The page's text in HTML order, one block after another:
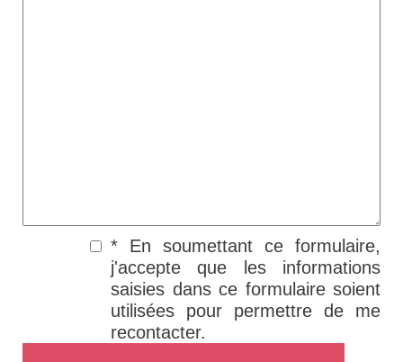
* En soumettant ce formulaire,
j'accepte que les informations
saisies dans ce formulaire soient
utilisées pour permettre de me
recontacter.